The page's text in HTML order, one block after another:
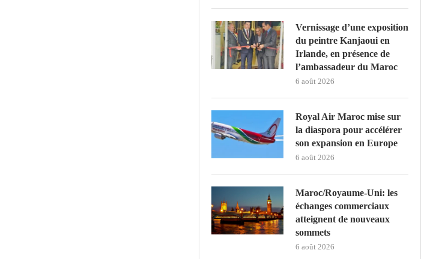
Vernissage d’une exposition
du peintre Kanjaoui en
Irlande, en présence de
l’ambassadeur du Maroc
6 août 2026
Royal Air Maroc mise sur
la diaspora pour accélérer
son expansion en Europe
6 août 2026
Maroc/Royaume-Uni: les
échanges commerciaux
atteignent de nouveaux
sommets
6 août 2026